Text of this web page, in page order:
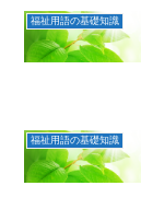
福祉用語の基礎知識
福祉用語の基礎知識